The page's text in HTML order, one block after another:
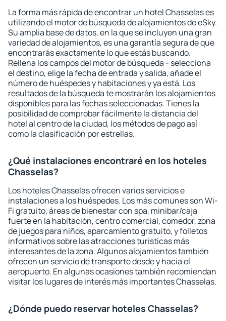
La forma más rápida de encontrar un hotel Chasselas es
utilizando el motor de búsqueda de alojamientos de eSky.
Su amplia base de datos, en la que se incluyen una gran
variedad de alojamientos, es una garantía segura de que
encontrarás exactamente lo que estás buscando.
Rellena los campos del motor de búsqueda - selecciona
el destino, elige la fecha de entrada y salida, añade el
número de huéspedes y habitaciones y ya está. Los
resultados de la búsqueda te mostrarán los alojamientos
disponibles para las fechas seleccionadas. Tienes la
posibilidad de comprobar fácilmente la distancia del
hotel al centro de la ciudad, los métodos de pago así
como la clasificación por estrellas.
¿Qué instalaciones encontraré en los hoteles
Chasselas?
Los hoteles Chasselas ofrecen varios servicios e
instalaciones a los huéspedes. Los más comunes son Wi-
Fi gratuito, áreas de bienestar con spa, minibar/caja
fuerte en la habitación, centro comercial, comedor, zona
de juegos para niños, aparcamiento gratuito, y folletos
informativos sobre las atracciones turísticas más
interesantes de la zona. Algunos alojamientos también
ofrecen un servicio de transporte desde y hacia el
aeropuerto. En algunas ocasiones también recomiendan
visitar los lugares de interés más importantes Chasselas.
¿Dónde puedo reservar hoteles Chasselas?